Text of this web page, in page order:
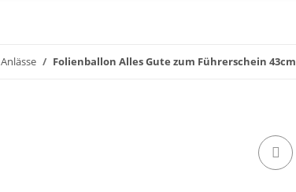
Anlässe Folienballon Alles Gute zum Führerschein 43cm